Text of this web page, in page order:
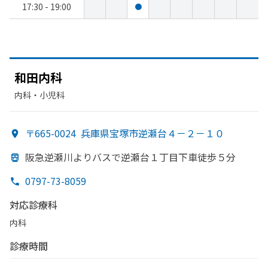
17:30 - 19:00 ●
和田内科
内科・​小児科
〒665-0024 兵庫県宝塚市逆瀬台４－２－１０
阪急逆瀬川よりバスで逆瀬台１丁目下車徒歩５分
0797-73-8059
対応診療科
内科
診療時間